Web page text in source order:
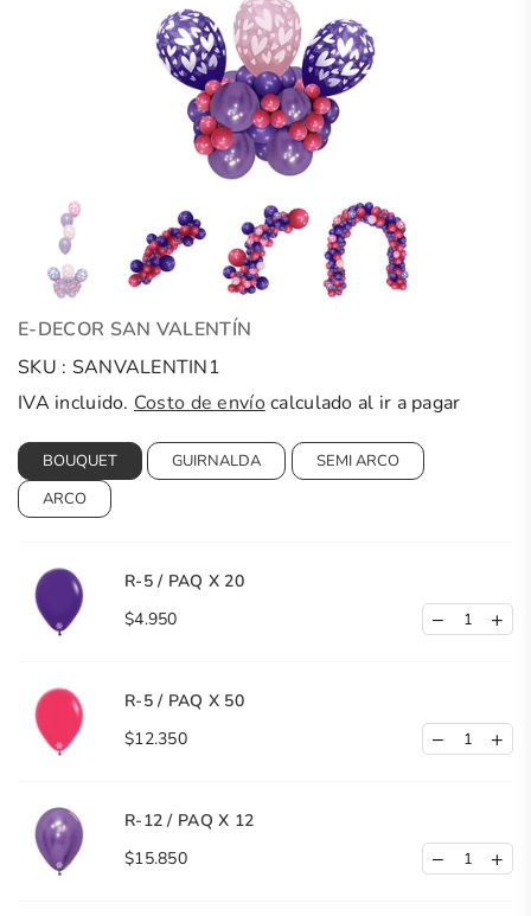
E-DECOR SAN VALENTÍN
SKU : SANVALENTIN1
IVA incluido. Costo de envíocalculado al ir a pagar
BOUQUET GUIRNALDA
SEMI ARCO
ARCO
R-5 / PAQ X 20
$4.950
R-5 / PAQ X 50
$12.350
R-12 / PAQ X 12
$15.850